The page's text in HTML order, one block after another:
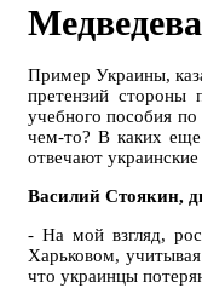
Пример Украины,
претензий стороны
учебного пособия
чем-то? В каких еще
отвечают украинские
Василий Стоякин,
- На мой взгляд,
Харьковом,
что украинцы